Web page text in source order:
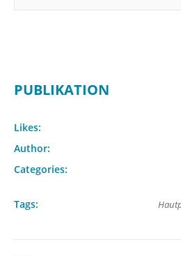
PUBLIKATION
Likes:
Author:
Categories:
Tags: